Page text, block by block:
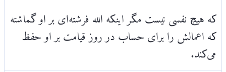
که هیچ نفسی نیست مگر اینکه الله فرشته‌ای بر او گماشته
که اعمالش را برای حساب در روز قیامت بر او حفظ
می‌کند.